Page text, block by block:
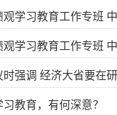
学习教育工作专班
学习教育工作专班
强调 经济大省要在
教育，有何深意？